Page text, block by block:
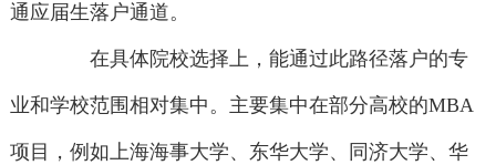
通应届生落户通道。
在具体院校选择上，能通过此路径落户的专
业和学校范围相对集中。主要集中在部分高校的MBA
项目，例如上海海事大学、东华大学、同济大学、华